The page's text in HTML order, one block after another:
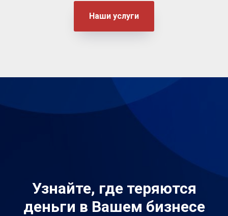
Наши услуги
Узнайте, где теряются
деньги в Вашем бизнесе